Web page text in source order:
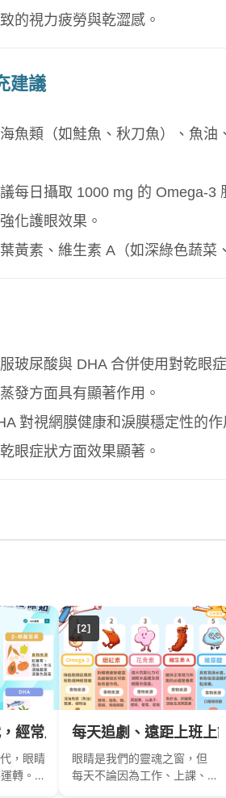
的視力疲勞與乾澀感。
建議
海魚類（如鮭魚、秋刀魚）、魚
議每日攝取 1000 mg 的 Omega-
化護眼效果。
葉黃素、維生素 A（如深綠色蔬菜
服玻尿酸與 DHA 合併使用對乾眼
發方面具有顯著作用。
對視網膜健康和淚膜穩定性的
眼症狀方面效果顯著。
經常用眼過度？營養師解析 5 大
，眼睛
轉。
[2]
每天追劇、遠距上班上
眼睛是我們的靈魂之窗，但
每天不論因為工作、上課、